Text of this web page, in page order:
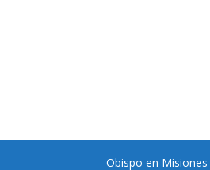
Obispo en Misiones